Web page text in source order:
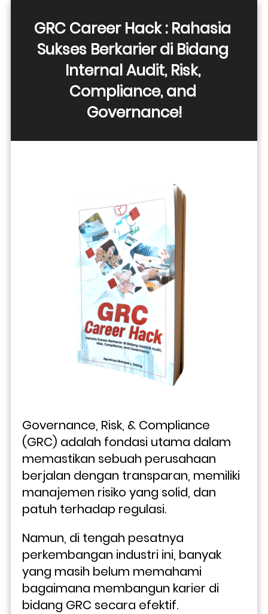
GRC Career Hack : Rahasia
Sukses Berkarier di Bidang
Internal Audit, Risk,
Compliance, and
Governance!
Governance, Risk, & Compliance
(GRC) adalah fondasi utama dalam
memastikan sebuah perusahaan
berjalan dengan transparan, memiliki
manajemen risiko yang solid, dan
patuh terhadap regulasi.
Namun, di tengah pesatnya
perkembangan industri ini, banyak
yang masih belum memahami
bagaimana membangun karier di
bidang GRC secara efektif.